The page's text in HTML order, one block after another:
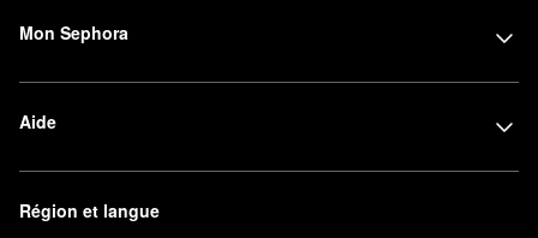
Mon Sephora
Aide
Région et langue